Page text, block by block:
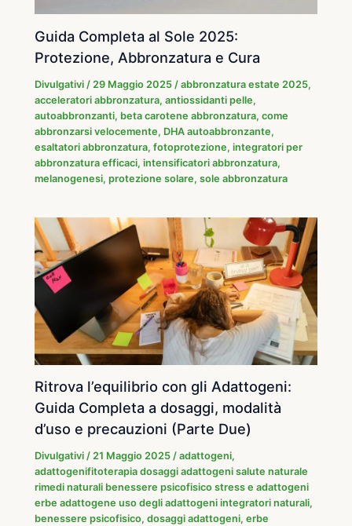
Guida Completa al Sole 2025:
Protezione, Abbronzatura e Cura
Divulgativi / 29 Maggio 2025 /abbronzatura estate 2025,
acceleratori abbronzatura,antiossidanti pelle,
autoabbronzanti, beta carotene abbronzatura,come
abbronzarsi velocemente, DHA autoabbronzante,
esaltatori abbronzatura,fotoprotezione,integratori per
abbronzatura efficaci,intensificatori abbronzatura,
melanogenesi,protezione solare,sole abbronzatura
Ritrova l’equilibrio con gli Adattogeni:
Guida Completa a dosaggi, modalità
d’uso e precauzioni (Parte Due)
Divulgativi /21 Maggio 2025/adattogeni,
adattogenifitoterapia dosaggi adattogeni salute naturale
rimedi naturali benessere psicofisico stress e adattogeni
erbe adattogene uso degli adattogeni integratori naturali,
benessere psicofisico,dosaggi adattogeni,erbe